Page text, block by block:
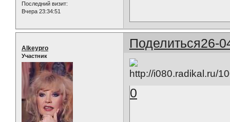
Последний визит:
Вчера 23:34:51
Поделиться26-
Alkeypro
Участник
0